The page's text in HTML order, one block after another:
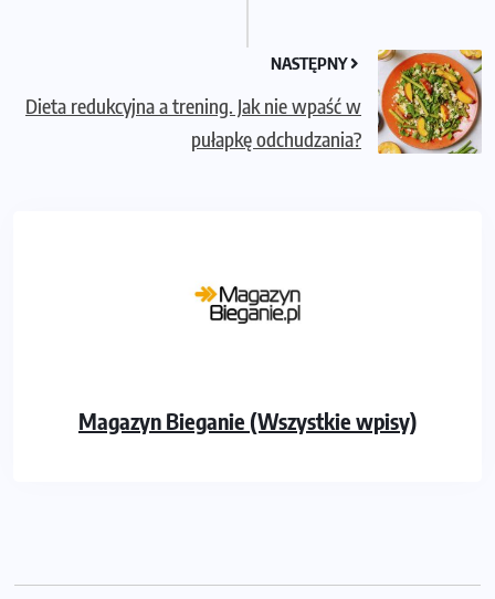
NASTĘPNY
Dieta redukcyjna a trening. Jak nie wpaść w
pułapkę odchudzania?
Magazyn Bieganie (Wszystkie wpisy)